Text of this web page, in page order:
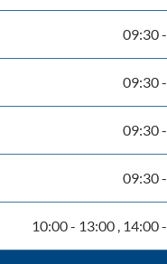
09:30-
09:30-
09:30-
09:30-
10:00- 13:00 14:00-